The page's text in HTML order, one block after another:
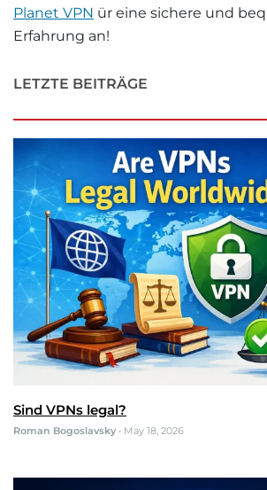
Planet VPN ür eine sichere und
Erfahrung an!
LETZTE BEITRÄGE
Sind VPNs legal?
Roman Bogoslavsky • May 18, 2026